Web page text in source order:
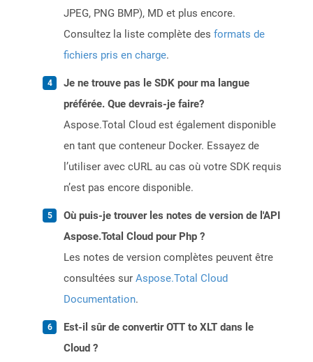
JPEG, PNG BMP), MD et plus encore.
Consultez la liste complète des formats de
fichiers pris en charge.
Je ne trouve pas le SDK pour ma langue
préférée. Que devrais-je faire?
Aspose.Total Cloud est également disponible
en tant que conteneur Docker. Essayez de
l’utiliser avec cURL au cas où votre SDK requis
n’est pas encore disponible.
Où puis-je trouver les notes de version de l'API
Aspose.Total Cloud pour Php ?
Les notes de version complètes peuvent être
consultées sur Aspose.Total Cloud
Documentation.
Est-il sûr de convertir OTT to XLT dans le
Cloud ?